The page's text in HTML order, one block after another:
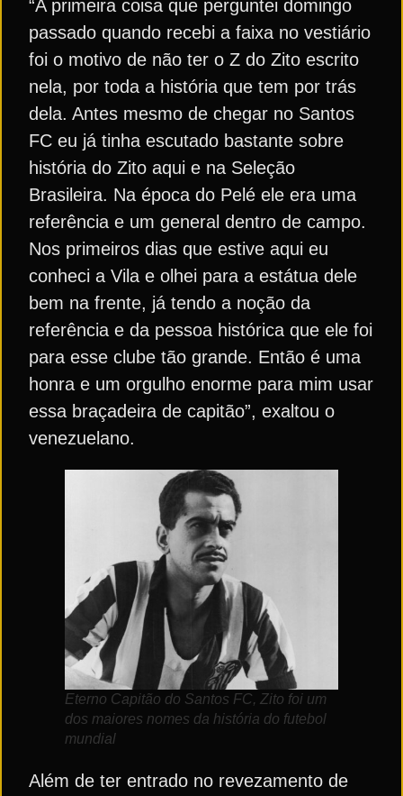
“A primeira coisa que perguntei domingo
passado quando recebi a faixa no vestiário
foi o motivo de não ter o Z do Zito escrito
nela, por toda a história que tem por trás
dela. Antes mesmo de chegar no Santos
FC eu já tinha escutado bastante sobre
história do Zito aqui e na Seleção
Brasileira. Na época do Pelé ele era uma
referência e um general dentro de campo.
Nos primeiros dias que estive aqui eu
conheci a Vila e olhei para a estátua dele
bem na frente, já tendo a noção da
referência e da pessoa histórica que ele foi
para esse clube tão grande. Então é uma
honra e um orgulho enorme para mim usar
essa braçadeira de capitão”, exaltou o
venezuelano.
Eterno Capitão do Santos FC, Zito foi um
dos maiores nomes da história do futebol
mundial
Além de ter entrado no revezamento de